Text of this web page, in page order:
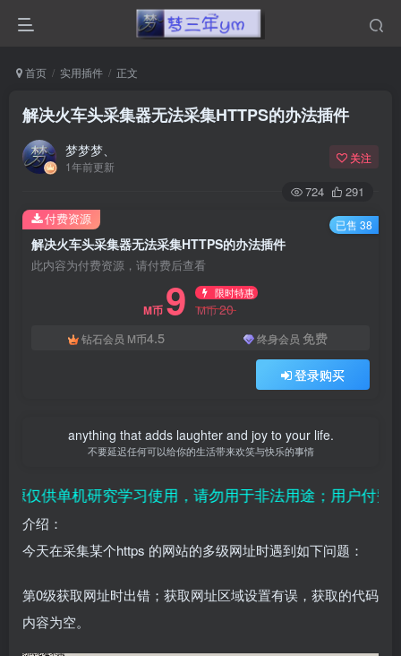
首页 实用插件 正文
解决火车头采集器无法采集HTTPS的办法插件
梦梦梦、
1年前更新
关注
724 291
解决火车头采集器无法采集HTTPS的办法插件
此内容为付费资源，请付费后查看
M币 9 限时特惠
M币20
钻石会员 M币4.5 终身会员 免费
登录购买
付费资源 已售 38
anything that adds laughter and joy to your life.
不要延迟任何可以给你的生活带来欢笑与快乐的事情
供单机研究学习使用，请勿用于非法用途；用户付费
介绍：
今天在采集某个https 的网站的多级网址时遇到如下问题：
第0级获取网址时出错；获取网址区域设置有误，获取的代码
内容为空。